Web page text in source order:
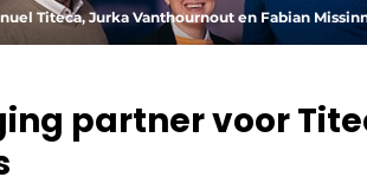
Titeca, Jurka Vanthournout en Fabian
partner voor